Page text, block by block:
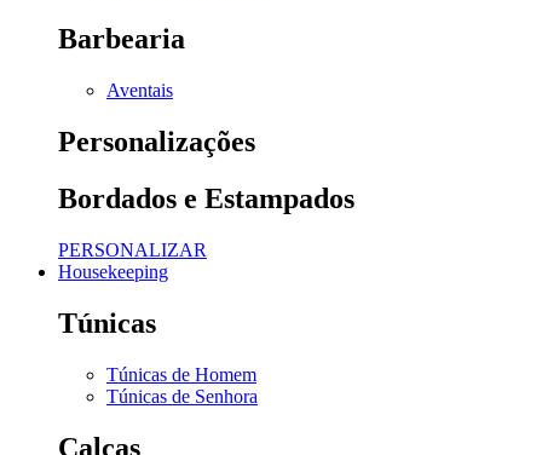
Barbearia
Aventais
Personalizações
Bordados e Estampados
PERSONALIZAR
Housekeeping
Túnicas
Túnicas de Homem
Túnicas de Senhora
Calças